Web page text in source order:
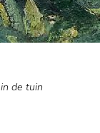
de tuin